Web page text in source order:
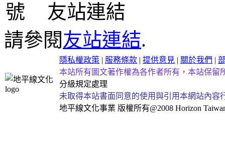
友站連結
請參閱友站連結.
隱私權政策 | 服務條款 | 提供意見 | 關於我們 |
本站所有圖文著作權為各作者所有，本站保留
分級規定處理
未取得本站書面同意的使用與引用本網站內
地平線文化事業 版權所有@2008 Horizon